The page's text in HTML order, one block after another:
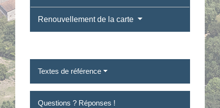
Renouvellement de la carte
Textes de référence
Questions ? Réponses !